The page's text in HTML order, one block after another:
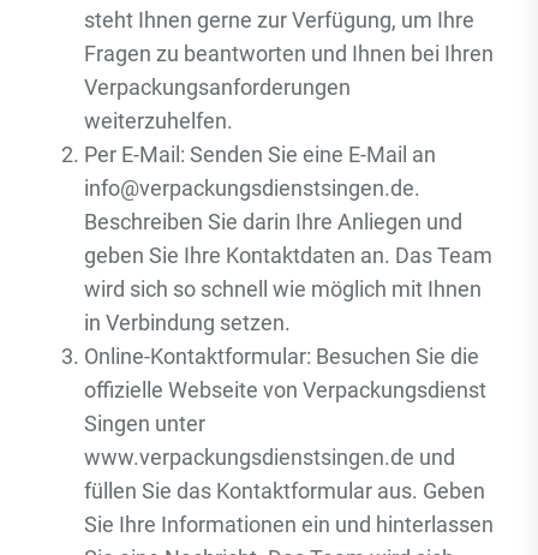
steht Ihnen gerne zur Verfügung, um Ihre
Fragen zu beantworten und Ihnen bei Ihren
Verpackungsanforderungen
weiterzuhelfen.
Per E-Mail: Senden Sie eine E-Mail an
info@verpackungsdienstsingen.de.
Beschreiben Sie darin Ihre Anliegen und
geben Sie Ihre Kontaktdaten an. Das Team
wird sich so schnell wie möglich mit Ihnen
in Verbindung setzen.
Online-Kontaktformular: Besuchen Sie die
offizielle Webseite von Verpackungsdienst
Singen unter
www.verpackungsdienstsingen.de und
füllen Sie das Kontaktformular aus. Geben
Sie Ihre Informationen ein und hinterlassen